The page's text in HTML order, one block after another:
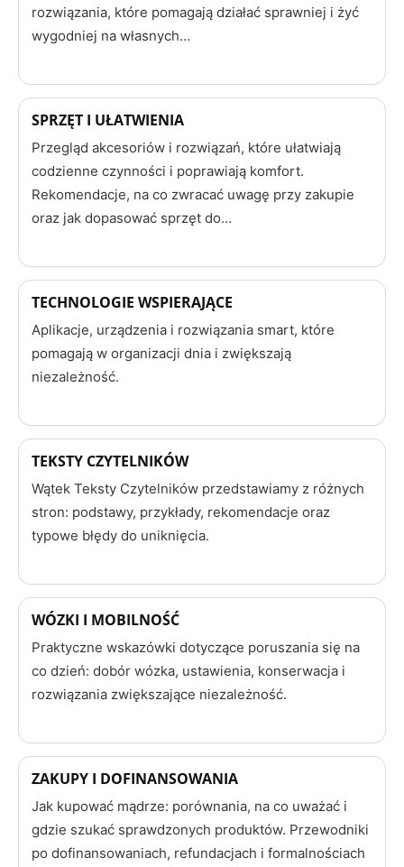
rozwiązania, które pomagają działać sprawniej i żyć
wygodniej na własnych…
SPRZĘT I UŁATWIENIA
Przegląd akcesoriów i rozwiązań, które ułatwiają
codzienne czynności i poprawiają komfort.
Rekomendacje, na co zwracać uwagę przy zakupie
oraz jak dopasować sprzęt do…
TECHNOLOGIE WSPIERAJĄCE
Aplikacje, urządzenia i rozwiązania smart, które
pomagają w organizacji dnia i zwiększają
niezależność.
TEKSTY CZYTELNIKÓW
Wątek Teksty Czytelników przedstawiamy z różnych
stron: podstawy, przykłady, rekomendacje oraz
typowe błędy do uniknięcia.
WÓZKI I MOBILNOŚĆ
Praktyczne wskazówki dotyczące poruszania się na
co dzień: dobór wózka, ustawienia, konserwacja i
rozwiązania zwiększające niezależność.
ZAKUPY I DOFINANSOWANIA
Jak kupować mądrze: porównania, na co uważać i
gdzie szukać sprawdzonych produktów. Przewodniki
po dofinansowaniach, refundacjach i formalnościach